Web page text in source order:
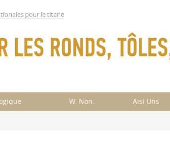
pour le titane
LES RONDS,
W. Non. Aisi Uns